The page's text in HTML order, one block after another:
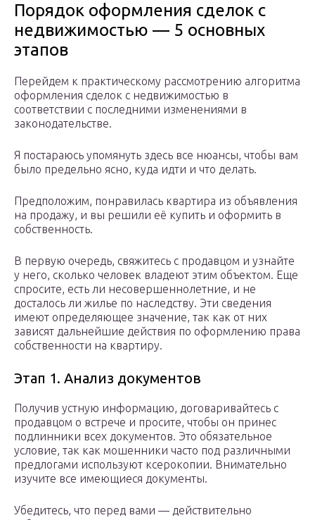
Порядок оформления сделок с
недвижимостью — 5 основных
этапов
Перейдем к практическому рассмотрению алгоритма
оформления сделок с недвижимостью в
соответствии с последними изменениями в
законодательстве.
Я постараюсь упомянуть здесь все нюансы, чтобы вам
было предельно ясно, куда идти и что делать.
Предположим, понравилась квартира из объявления
на продажу, и вы решили её купить и оформить в
собственность.
В первую очередь, свяжитесь с продавцом и узнайте
у него, сколько человек владеют этим объектом. Еще
спросите, есть ли несовершеннолетние, и не
досталось ли жилье по наследству. Эти сведения
имеют определяющее значение, так как от них
зависят дальнейшие действия по оформлению права
собственности на квартиру.
Этап 1. Анализ документов
Получив устную информацию, договаривайтесь с
продавцом о встрече и просите, чтобы он принес
подлинники всех документов. Это обязательное
условие, так как мошенники часто под различными
предлогами используют ксерокопии. Внимательно
изучите все имеющиеся документы.
Убедитесь, что перед вами — действительно